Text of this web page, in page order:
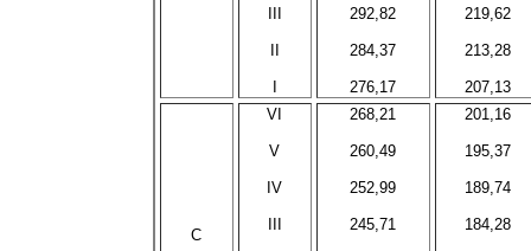
292,82
284,37
276,17
219,62
213,28
207,13
C
VI
V
IV
268,21
260,49
252,99
245,71
201,16
195,37
189,74
184,28